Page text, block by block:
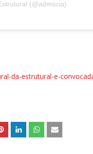
(@admscia)
da-estrutural-e-